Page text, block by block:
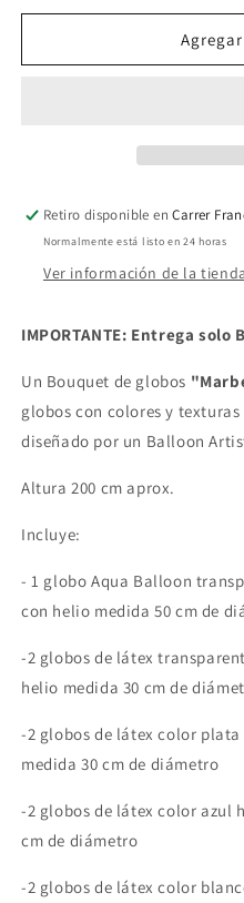
para
de
para
Bouquet
de
Retiro disponible enCarrer
Normalmente está listo en 24 horas
Ver información de la tienda
IMPORTANTE: Entrega
Un Bouquet de globos
globos con colores y
diseñado por un Balloon
Altura 200 cm aprox.
Incluye:
- 1 globo Aqua Balloon
con helio medida 50 cm de
-2 globos de látex
helio medida 30 cm de
-2 globos de látex color
medida 30 cm de diámetro
-2 globos de látex color azul
cm de diámetro
-2 globos de látex color